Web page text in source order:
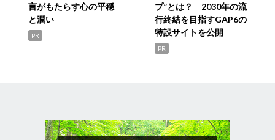
言がもたらす心の平穏
と潤い
PR
プ”とは？ 2030年の流
行終結を目指すGAP6の
特設サイトを公開
PR